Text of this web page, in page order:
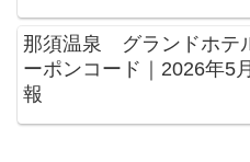
那須温泉 グランドホテ
ーポンコード｜2026年5
報